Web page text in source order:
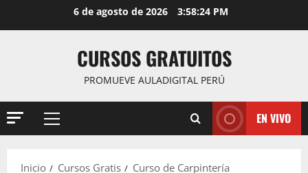
6 de agosto de 2026 3:58:26 PM
CURSOS GRATUITOS
PROMUEVE AULADIGITAL PERÚ
Menú
EN VIVO
Inicio Cursos Gratis Curso de Carpintería